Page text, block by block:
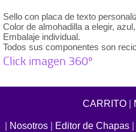
Sello con placa de texto
Color de almohadilla a elegir,
Embalaje individual.
Todos sus componentes son
Click imagen 360º
CARRITO|
Nosotros Editor de Chapas